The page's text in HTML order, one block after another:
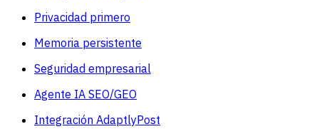
Privacidad primero
Memoria persistente
Seguridad empresarial
Agente IA SEO/GEO
Integración AdaptlyPost